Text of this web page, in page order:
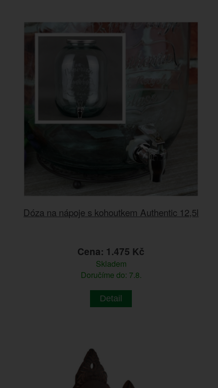
Dóza na nápoje s kohoutkem Authentic 12,5l
Cena: 1.475 Kč
Skladem
Doručíme do: 7.8.
Detail